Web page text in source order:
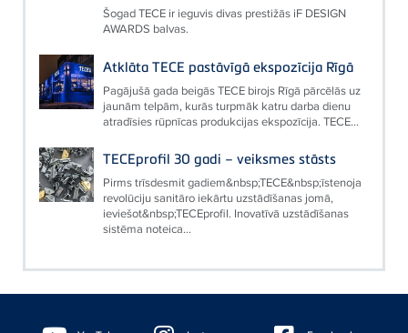
Šogad TECE ir ieguvis divas prestižās iF DESIGN
AWARDS balvas.
Atklāta TECE pastāvīgā ekspozīcija Rīgā
Pagājušā gada beigās TECE birojs Rīgā pārcēlās uz
jaunām telpām, kurās turpmāk katru darba dienu
atradīsies rūpnīcas produkcijas ekspozīcija. TECE...
TECEprofil 30 gadi – veiksmes stāsts
Pirms trīsdesmit gadiem&nbsp;TECE&nbsp;īstenoja
revolūciju sanitāro iekārtu uzstādīšanas jomā,
ieviešot&nbsp;TECEprofil. Inovatīvā uzstādīšanas
sistēma noteica...
Floating